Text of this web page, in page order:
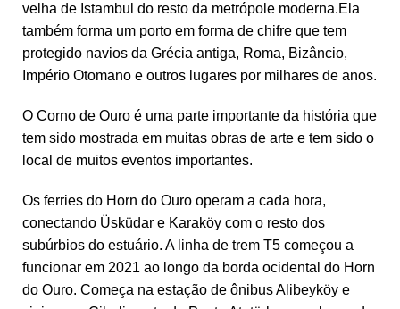
velha de Istambul do resto da metrópole moderna.Ela
também forma um porto em forma de chifre que tem
protegido navios da Grécia antiga, Roma, Bizâncio,
Império Otomano e outros lugares por milhares de anos.
O Corno de Ouro é uma parte importante da história que
tem sido mostrada em muitas obras de arte e tem sido o
local de muitos eventos importantes.
Os ferries do Horn do Ouro operam a cada hora,
conectando Üsküdar e Karaköy com o resto dos
subúrbios do estuário. A linha de trem T5 começou a
funcionar em 2021 ao longo da borda ocidental do Horn
do Ouro. Começa na estação de ônibus Alibeyköy e